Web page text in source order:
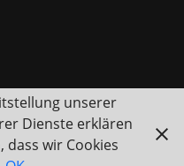
unserer
Dienste erklären
dass wir Cookies